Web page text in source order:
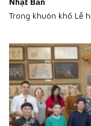
Nhật Bản
Trong khuôn khổ Lễ